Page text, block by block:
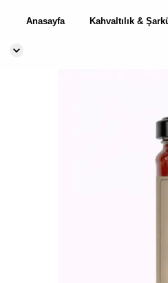
Anasayfa Kahvaltılık &